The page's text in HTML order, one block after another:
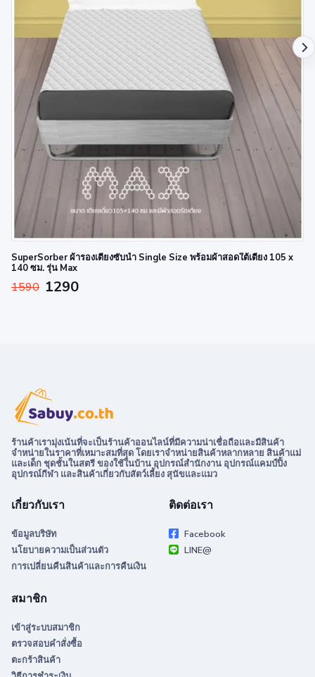
SuperSorber ผ้ารองเตียงซับน้ำ Single Size พร้อมผ้าสอดใต้เตียง 105 x
140 ซม. รุ่น Max
1590 1290
ร้านค้าเรามุ่งเน้นที่จะเป็นร้านค้าออนไลน์ที่มีความน่าเชื่อถือและมีสินค้า
จำหน่ายในราคาที่เหมาะสมที่สุด โดยเราจำหน่ายสินค้าหลากหลาย สินค้าแม่
และเด็ก ชุดชั้นในสตรี ของใช้ในบ้าน อุปกรณ์สำนักงาน อุปกรณ์แคมป์ปิ้ง
อุปกรณ์กีฬา และสินค้าเกี่ยวกับสัตว์เลี้ยง สุนัขและแมว
เกี่ยวกับเรา
ข้อมูลบริษัท
นโยบายความเป็นส่วนตัว
การเปลี่ยนคืนสินค้าและการคืนเงิน
ติดต่อเรา
Facebook
LINE@
สมาชิก
เข้าสู่ระบบสมาชิก
ตรวจสอบคำสั่งซื้อ
ตะกร้าสินค้า